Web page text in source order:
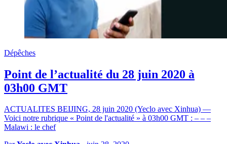
Dépêches
Point de l’actualité du 28 juin 2020 à
03h00 GMT
ACTUALITES BEIJING, 28 juin 2020 (Yeclo avec Xinhua) —
Voici notre rubrique « Point de l'actualité » à 03h00 GMT : – – –
Malawi : le chef